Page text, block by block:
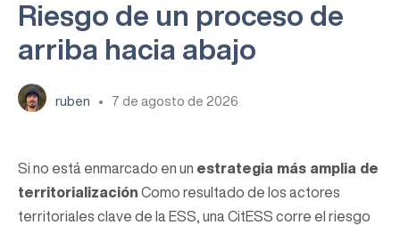
Riesgo de un proceso de
arriba hacia abajo
ruben 7 de agosto de 2026
Si no está enmarcado en un estrategia más amplia de
territorialización Como resultado de los actores
territoriales clave de la ESS, una CitESS corre el riesgo